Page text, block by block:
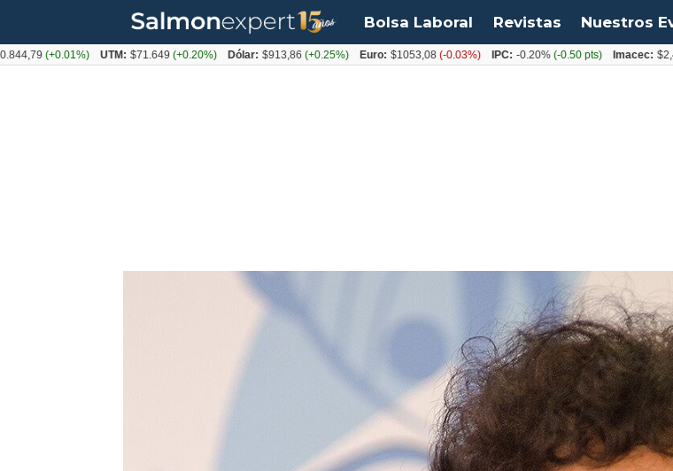
Bolsa Laboral Revistas Nuestros
(+0.01%) UTM: $71.649(+0.20%) Dólar: $913,86(+0.25%) Euro: $1053,08(-0.03%) IPC: -0.20%(-0.50 pts) Imacec: $2,4(-